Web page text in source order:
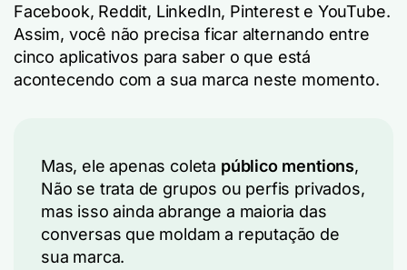
Facebook, Reddit, LinkedIn, Pinterest e YouTube.
Assim, você não precisa ficar alternando entre
cinco aplicativos para saber o que está
acontecendo com a sua marca neste momento.
Mas, ele apenas coleta público mentions,
Não se trata de grupos ou perfis privados,
mas isso ainda abrange a maioria das
conversas que moldam a reputação de
sua marca.